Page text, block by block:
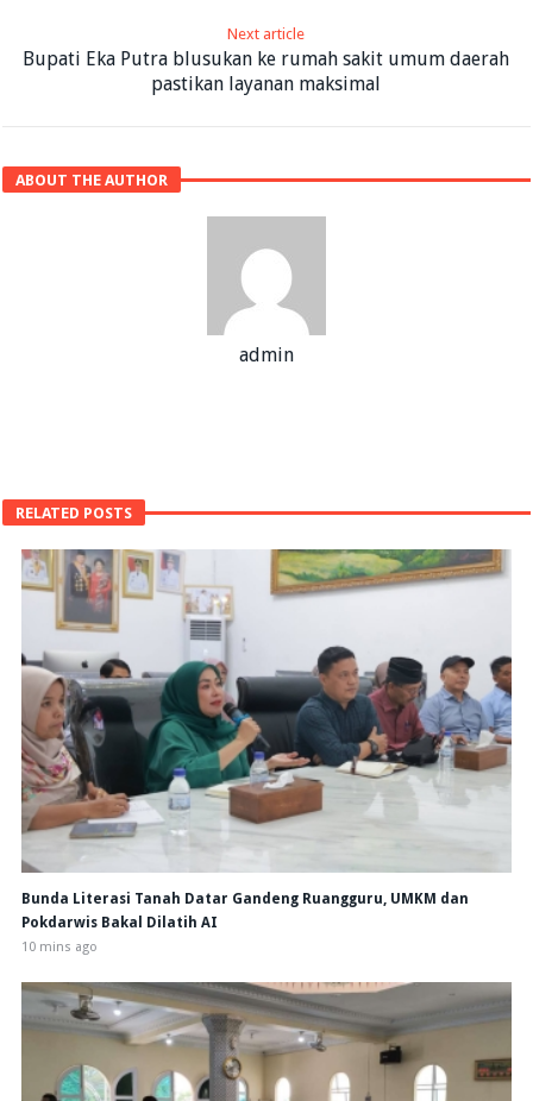
Next article
Bupati Eka Putra blusukan ke rumah sakit umum daerah
pastikan layanan maksimal
ABOUT THE AUTHOR
admin
RELATED POSTS
Bunda Literasi Tanah Datar Gandeng Ruangguru, UMKM dan
Pokdarwis Bakal Dilatih AI
10 mins ago